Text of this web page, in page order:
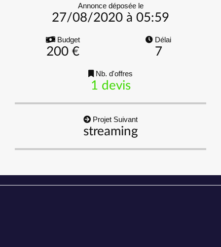
Annonce déposée le
27/08/2020 à 05:59
Budget
200 €
Délai
7
Nb. d'offres
1 devis
Projet Suivant
streaming